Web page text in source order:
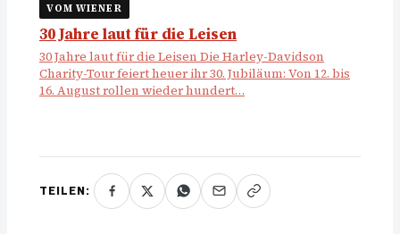
VOM WIENER
30 Jahre laut für die Leisen
30 Jahre laut für die Leisen Die Harley-Davidson
Charity-Tour feiert heuer ihr 30. Jubiläum: Von 12. bis
16. August rollen wieder hundert…
TEILEN: